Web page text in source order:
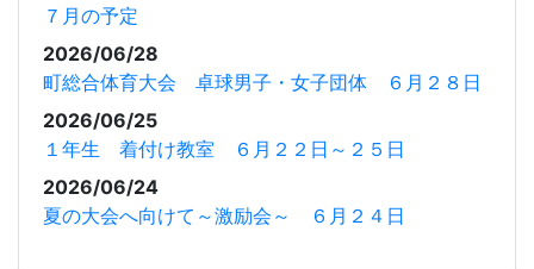
７月の予定
2026/06/28
町総合体育大会 卓球男子・女子団体 ６月２８日
2026/06/25
１年生 着付け教室 ６月２２日～２５日
2026/06/24
夏の大会へ向けて～激励会～ ６月２４日